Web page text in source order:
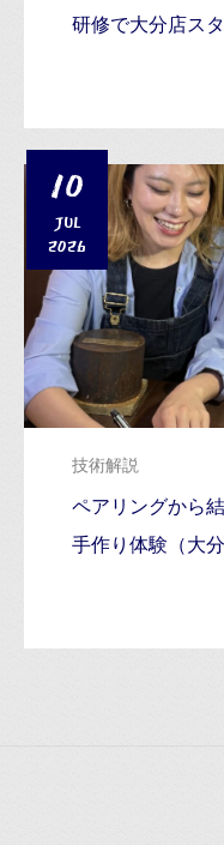
研修で大分店ス
10
JUL
2026
技術解説
ペアリングから
手作り体験（大分